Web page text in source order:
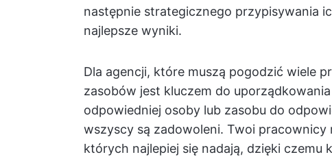
następnie strategicznego przypisywania
najlepsze wyniki.
Dla agencji, które muszą pogodzić wiele
zasobów jest kluczem do
odpowiedniej osoby lub zasobu do
wszyscy są zadowoleni. Twoi
których najlepiej się nadają, dzięki czemu